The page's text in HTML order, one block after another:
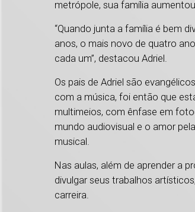
metrópole, sua família
“Quando junta a família é bem
anos, o mais novo de quatro
cada um”, destacou Adriel.
Os pais de Adriel são
com a música, foi então que
multimeios, com ênfase em
mundo audiovisual e o amor
musical.
Nas aulas, além de aprender a
divulgar seus trabalhos
carreira.